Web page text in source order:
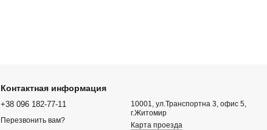
Контактная информация
+38 096 182-77-11
Перезвонить вам?
10001, ул.Транспортна 3, офис 5,
г.Житомир
Карта проезда